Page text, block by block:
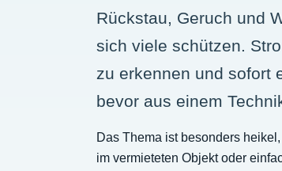
Rückstau, Geruch und
sich viele schützen.
zu erkennen und sofort
bevor aus einem
Das Thema ist besonders
im vermieteten Objekt oder